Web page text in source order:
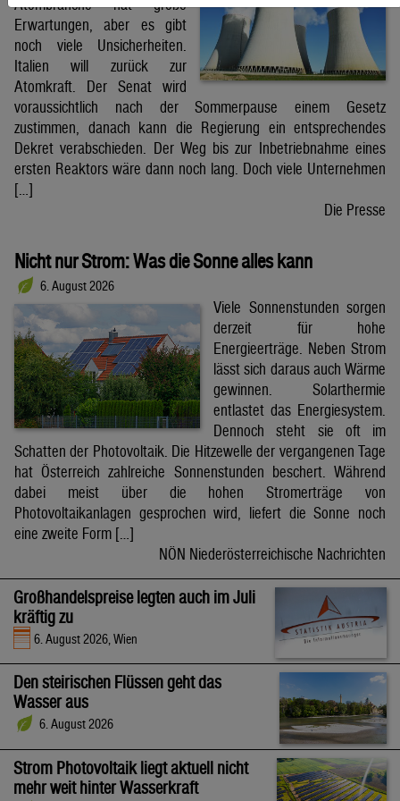
Atombranche hat große
Erwartungen, aber es gibt
noch viele Unsicherheiten.
Italien will zurück zur
Atomkraft. Der Senat wird
voraussichtlich nach der Sommerpause einem Gesetz
zustimmen, danach kann die Regierung ein entsprechendes
Dekret verabschieden. Der Weg bis zur Inbetriebnahme eines
ersten Reaktors wäre dann noch lang. Doch viele Unternehmen
[…]
Die Presse
Nicht nur Strom: Was die Sonne alles kann
6. August 2026
Viele Sonnenstunden sorgen
derzeit für hohe
Energieerträge. Neben Strom
lässt sich daraus auch Wärme
gewinnen. Solarthermie
entlastet das Energiesystem.
Dennoch steht sie oft im
Schatten der Photovoltaik. Die Hitzewelle der vergangenen Tage
hat Österreich zahlreiche Sonnenstunden beschert. Während
dabei meist über die hohen Stromerträge von
Photovoltaikanlagen gesprochen wird, liefert die Sonne noch
eine zweite Form […]
NÖN Niederösterreichische Nachrichten
Großhandelspreise legten auch im Juli
kräftig zu
6. August 2026, Wien
Den steirischen Flüssen geht das
Wasser aus
6. August 2026
Strom Photovoltaik liegt aktuell nicht
mehr weit hinter Wasserkraft